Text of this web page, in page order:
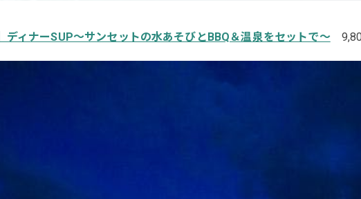
ディナーSUP～サンセットの水あそびとBBQ＆温泉をセットで～